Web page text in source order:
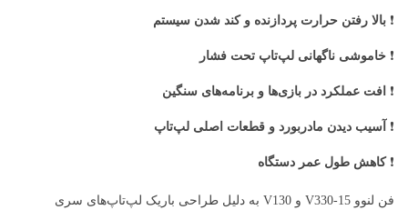
بالا رفتن حرارت پردازنده و کند شدن سیستم
خاموشی ناگهانی لپ‌تاپ تحت فشار
افت عملکرد در بازی‌ها و برنامه‌های سنگین
آسیب دیدن مادربورد و قطعات اصلی لپ‌تاپ
کاهش طول عمر دستگاه
فن لنوو V330-15 و V130 به دلیل طراحی باریک لپ‌تاپ‌های سری